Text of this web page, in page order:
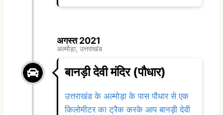
अगस्त 2021
अल्मोड़ा, उत्तराखंड
बानड़ी देवी मंदिर (पौधार)
उत्तराखंड के अल्मोड़ा के पास पौधार से एक
किलोमीटर का ट्रैक करके आप बानड़ी देवी